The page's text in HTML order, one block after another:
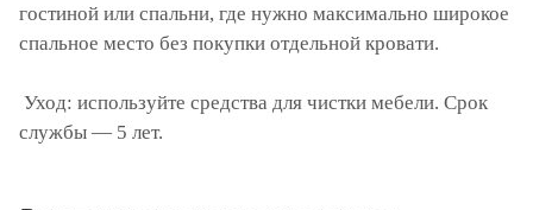
гостиной или спальни, где нужно максимально широкое
спальное место без покупки отдельной кровати.
Уход: используйте средства для чистки мебели. Срок
службы — 5 лет.